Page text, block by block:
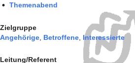
Themenabend
Zielgruppe
Angehörige, Betroffene, Interessierte
Leitung/Referent